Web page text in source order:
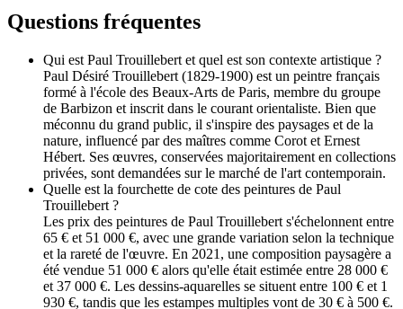
Questions fréquentes
Qui est Paul Trouillebert et quel est son contexte artistique ?
Paul Désiré Trouillebert (1829-1900) est un peintre français
formé à l'école des Beaux-Arts de Paris, membre du groupe
de Barbizon et inscrit dans le courant orientaliste. Bien que
méconnu du grand public, il s'inspire des paysages et de la
nature, influencé par des maîtres comme Corot et Ernest
Hébert. Ses œuvres, conservées majoritairement en collections
privées, sont demandées sur le marché de l'art contemporain.
Quelle est la fourchette de cote des peintures de Paul
Trouillebert ?
Les prix des peintures de Paul Trouillebert s'échelonnent entre
65 € et 51 000 €, avec une grande variation selon la technique
et la rareté de l'œuvre. En 2021, une composition paysagère a
été vendue 51 000 € alors qu'elle était estimée entre 28 000 €
et 37 000 €. Les dessins-aquarelles se situent entre 100 € et 1
930 €, tandis que les estampes multiples vont de 30 € à 500 €.